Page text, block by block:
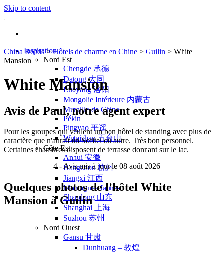
Skip to content
Inspiration
Nord Est
Chengde 承德
Datong 大同
Luoyang 洛阳
Mongolie Intérieure 内蒙古
Muraille de Chine
Pékin
Pingyao 平遥
Wutaishan 五台山
Côte Est
Anhui 安徽
Hangzhou 杭州
Jiangxi 江西
Montagnes Jaunes
Shandong 山东
Shanghai 上海
Suzhou 苏州
Nord Ouest
Gansu 甘肃
Dunhuang – 敦煌
China Roads > Hôtels de charme en Chine > Guilin > White
Mansion
White Mansion
Avis de Paul, notre agent expert
Pour les groupes qui veulent un bon hôtel de standing avec plus de
caractère que n'aurait un Sofitel ou autre. Très bon personnel.
Certaines chambres disposent de terrasse donnant sur le lac.
4- Avis mis à jour le 08 août 2026
Quelques photos de l’hôtel White
Mansion à Guilin